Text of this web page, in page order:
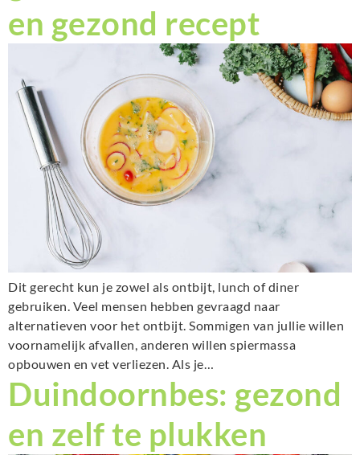
en gezond recept
Dit gerecht kun je zowel als ontbijt, lunch of diner
gebruiken. Veel mensen hebben gevraagd naar
alternatieven voor het ontbijt. Sommigen van jullie willen
voornamelijk afvallen, anderen willen spiermassa
opbouwen en vet verliezen. Als je…
Duindoornbes: gezond
en zelf te plukken